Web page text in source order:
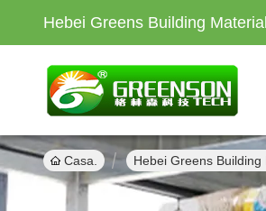
Hebei Greens Building
Casa. Hebei Greens